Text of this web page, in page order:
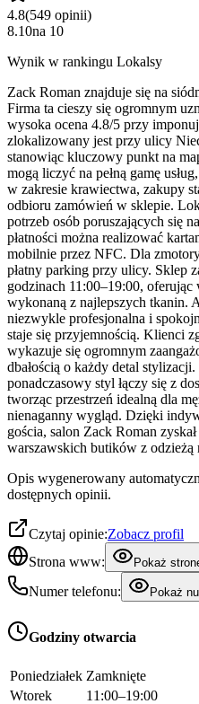
4.8(549 opinii)
8.10na 10
Wynik w rankingu Lokalsy
Zack Roman znajduje się na
Firma ta cieszy się ogromnym
wysoka ocena 4.8/5 przy
zlokalizowany jest przy ulicy
stanowiąc kluczowy punkt na
mogą liczyć na pełną gamę
w zakresie krawiectwa, zakupy
odbioru zamówień w sklepie.
potrzeb osób poruszających się
płatności można realizować
mobilnie przez NFC. Dla
płatny parking przy ulicy. Sklep
godzinach 11:00–19:00,
wykonaną z najlepszych tkanin.
niezwykle profesjonalna i
staje się przyjemnością. Klienci
wykazuje się ogromnym
dbałością o każdy detal
ponadczasowy styl łączy się z
tworząc przestrzeń idealną dla
nienaganny wygląd. Dzięki
gościa, salon Zack Roman
warszawskich butików z odzieżą
Opis wygenerowany
dostępnych opinii.
Czytaj opinie:Zobacz profil
Strona www:
Pokaż
Numer telefonu: Pokaż
Godziny otwarcia
Poniedziałek Zamknięte
Wtorek
11:00–19:00